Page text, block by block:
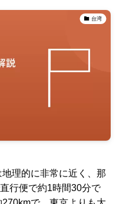
台湾
理的に非常に近く、那
行便で約1時間30分で